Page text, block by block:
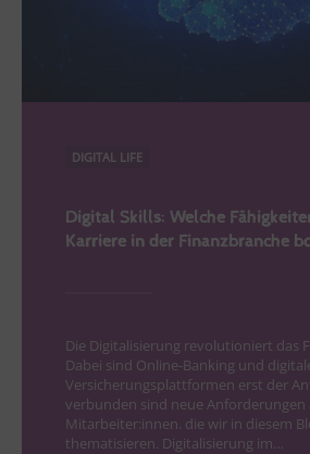
DIGITAL LIFE
Digital Skills: Welche
Karriere in der Finanzbranche
Die Digitalisierung revolutioniert das
Dabei sind Online-Banking und
Versicherungsplattformen erst der
verbunden sind neue Anforderungen
Mitarbeiter:innen. die wir in diesem
thematisieren. Digitalisierung im…